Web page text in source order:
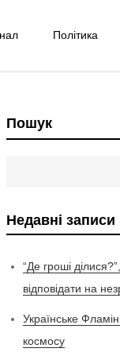
Політика
Пошук
Недавні записи
“Де гроші
відповідати на
Українське
космосу